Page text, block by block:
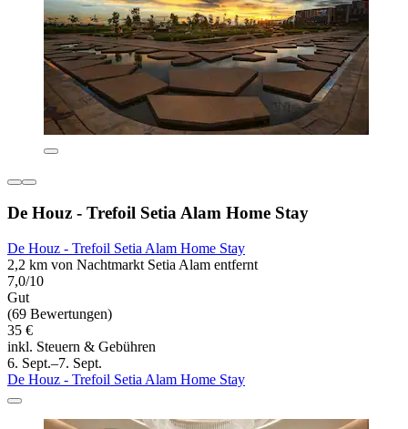
De Houz - Trefoil Setia Alam Home Stay
De Houz - Trefoil Setia Alam Home Stay
2,2 km von Nachtmarkt Setia Alam entfernt
7,0/10
Gut
(69 Bewertungen)
35 €
inkl. Steuern & Gebühren
6. Sept.–7. Sept.
De Houz - Trefoil Setia Alam Home Stay